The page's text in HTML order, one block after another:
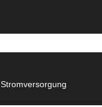
Stromversorgung